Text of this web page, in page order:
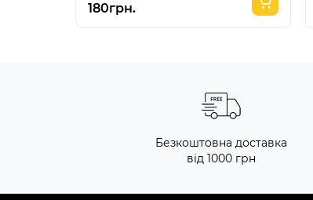
180грн.
Безкоштовна доставка
від 1000 грн